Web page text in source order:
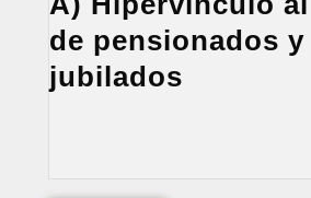
de pensionados y
jubilados